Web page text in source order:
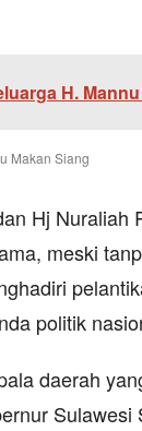
H.
Hj Nuraliah
meski
politik
daerah